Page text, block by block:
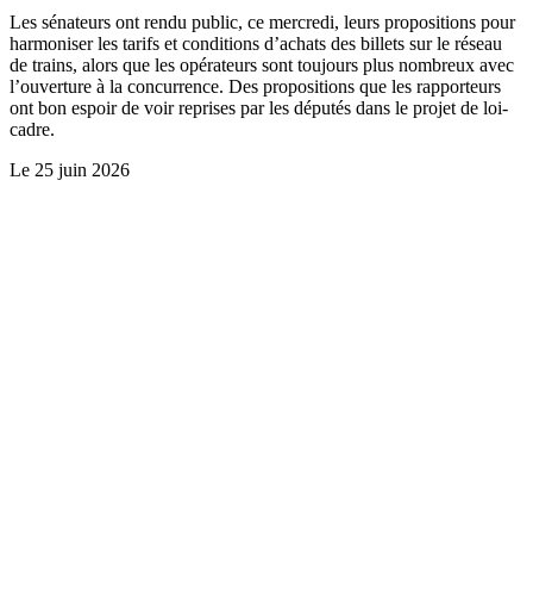
Les sénateurs ont rendu public, ce mercredi, leurs propositions pour
harmoniser les tarifs et conditions d’achats des billets sur le réseau
de trains, alors que les opérateurs sont toujours plus nombreux avec
l’ouverture à la concurrence. Des propositions que les rapporteurs
ont bon espoir de voir reprises par les députés dans le projet de loi-
cadre.
Le 25 juin 2026